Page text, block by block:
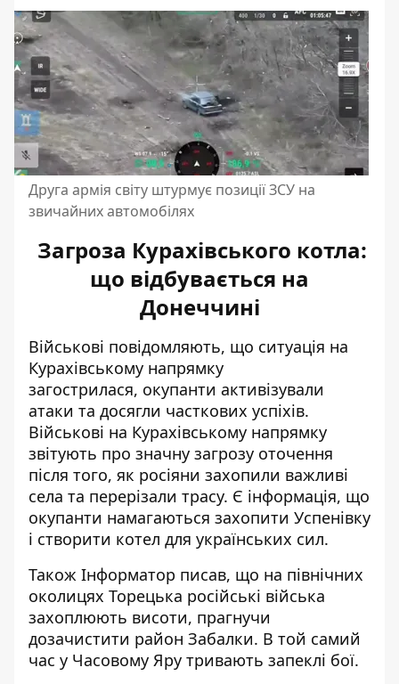
Друга армія світу штурмує позиції ЗСУ на
звичайних автомобілях
Загроза Курахівського котла:
що відбувається на
Донеччині
Військові повідомляють, що ситуація на
Курахівському напрямку
загострилася, окупанти активізували
атаки та досягли часткових успіхів.
Військові на Курахівському напрямку
звітують про значну загрозу оточення
після того, як росіяни захопили важливі
села та перерізали трасу. Є інформація, що
окупанти намагаються захопити Успенівку
і створити котел для українських сил.
Також Інформатор писав, що на північних
околицях Торецька російські війська
захоплюють висоти, прагнучи
дозачистити район Забалки. В той самий
час у Часовому Яру тривають запеклі бої.